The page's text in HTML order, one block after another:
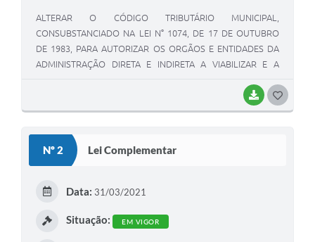
BAIXAR
ALTERAR O CÓDIGO TRIBUTÁRIO MUNICIPAL,
CONSUBSTANCIADO NA LEI N° 1074, DE 17 DE OUTUBRO
DE 1983, PARA AUTORIZAR OS ORGÃOS E ENTIDADES DA
ADMINISTRAÇÃO DIRETA E INDIRETA A VIABILIZAR E A
OU NÃO TRIBUTÁRIOS POR MEIO DE CARTÃO DE DÉBITO E
DE CRÉDITO E DÁ OUTRAS PROVIDÊNCIAS.
Nº 2 Lei Complementar
Data: 31/03/2021
Situação: EM VIGOR